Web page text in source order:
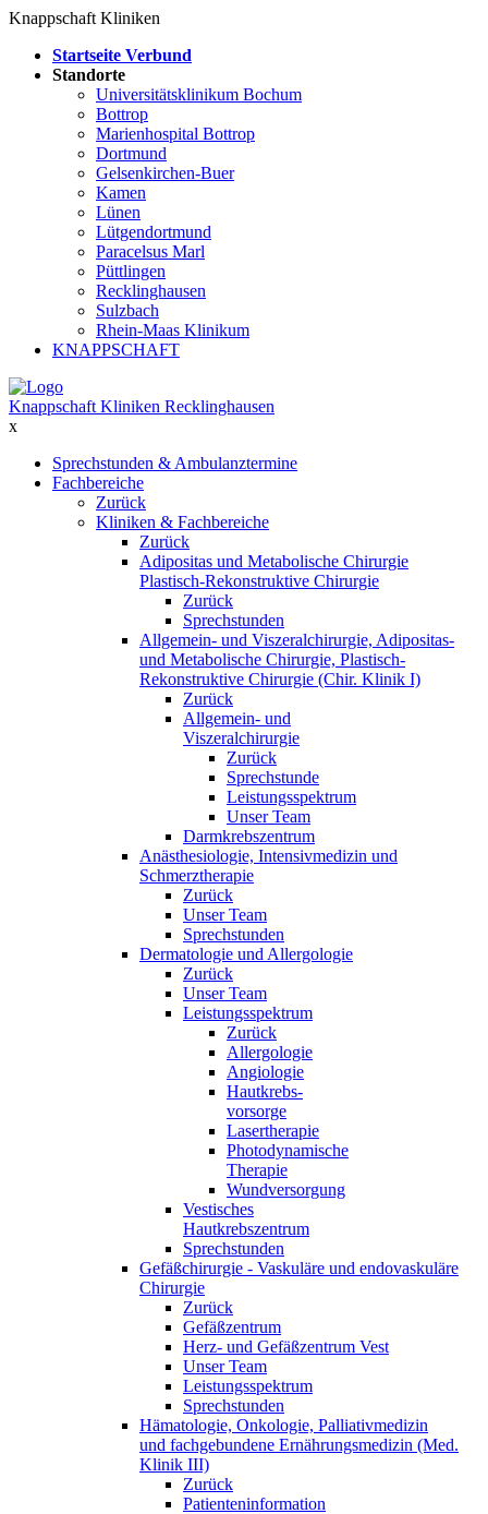
Knappschaft Kliniken
Startseite Verbund
Standorte
Universitätsklinikum Bochum
Bottrop
Marienhospital Bottrop
Dortmund
Gelsenkirchen-Buer
Kamen
Lünen
Lütgendortmund
Paracelsus Marl
Püttlingen
Recklinghausen
Sulzbach
Rhein-Maas Klinikum
KNAPPSCHAFT
Knappschaft Kliniken Recklinghausen
x
Sprechstunden & Ambulanztermine
Fachbereiche
Zurück
Kliniken & Fachbereiche
Zurück
Adipositas und Metabolische Chirurgie
Plastisch-Rekonstruktive Chirurgie
Zurück
Sprechstunden
Allgemein- und Viszeralchirurgie, Adipositas-
und Metabolische Chirurgie, Plastisch-
Rekonstruktive Chirurgie (Chir. Klinik I)
Zurück
Allgemein- und
Viszeralchirurgie
Zurück
Sprechstunde
Leistungsspektrum
Unser Team
Darmkrebszentrum
Anästhesiologie, Intensivmedizin und
Schmerztherapie
Zurück
Unser Team
Sprechstunden
Dermatologie und Allergologie
Zurück
Unser Team
Leistungsspektrum
Zurück
Allergologie
Angiologie
Hautkrebs-
vorsorge
Lasertherapie
Photodynamische
Therapie
Wundversorgung
Vestisches
Hautkrebszentrum
Sprechstunden
Gefäßchirurgie - Vaskuläre und endovaskuläre
Chirurgie
Zurück
Gefäßzentrum
Herz- und Gefäßzentrum Vest
Unser Team
Leistungsspektrum
Sprechstunden
Hämatologie, Onkologie, Palliativmedizin
und fachgebundene Ernährungsmedizin (Med.
Klinik III)
Zurück
Patienteninformation